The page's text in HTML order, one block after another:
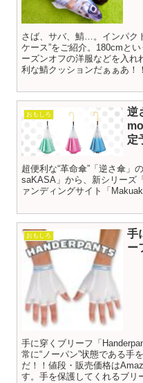
さば、サバ、鯖…。インパク
ケース”をご紹介。180cmと
ーズンオフの洋服などを入れ
利な鯖クッションだぁぁあ！
おもしろ
逆
定
超便利な“革命傘”「逆さ傘」
saKASA」から、新シリーズ
ァンディングサイト「
おもしろ
手
ー
手に穿くブリーフ「
常に“ノーパン”状態である手
だ！！値段・販売価格は
す。手を保護してくれるブリ